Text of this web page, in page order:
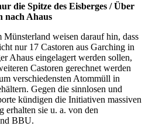
die Spitze des Eisberges / Über
nach Ahaus
weisen darauf hin, dass
nur 17 Castoren aus Garching in
Ahaus eingelagert werden sollen,
Castoren gerechnet werden
verschiedensten Atommüll in
Gegen die sinnlosen und
kündigen die Initiativen massiven
erhalten sie u. a. von den
BBU.